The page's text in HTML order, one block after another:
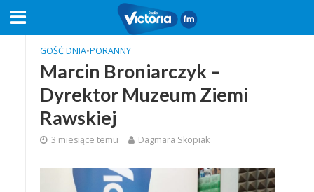
GOŚĆ DNIA•PORANNY
Marcin Broniarczyk –
Dyrektor Muzeum Ziemi
Rawskiej
3 miesiące temu Dagmara Skopiak